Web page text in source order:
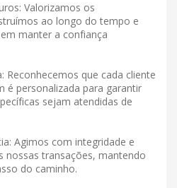
Valorizamos os
ao longo do tempo e
manter a confiança
Reconhecemos que cada cliente
é personalizada para garantir
sejam atendidas de
Agimos com integridade e
nossas transações, mantendo
do caminho.